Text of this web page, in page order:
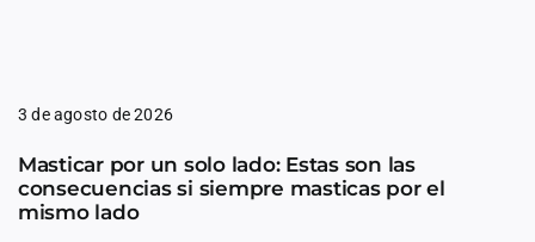
3 de agosto de 2026
Masticar por un solo lado: Estas son las
consecuencias si siempre masticas por el
mismo lado